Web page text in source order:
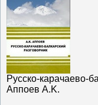
Русско-карачаево-
Аппоев A.K.